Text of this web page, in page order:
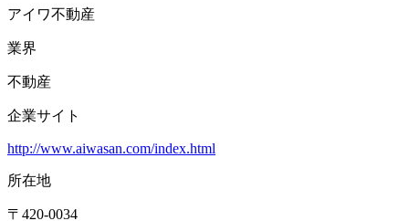
アイワ不動産
業界
不動産
企業サイト
http://www.aiwasan.com/index.html
所在地
〒 420-0034